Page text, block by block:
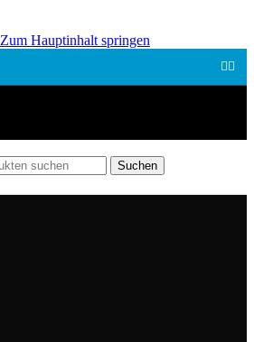
Zum Hauptinhalt springen
Suchen